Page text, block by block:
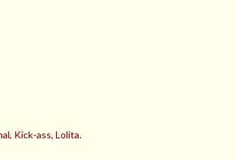
Kick-ass, Lolita.